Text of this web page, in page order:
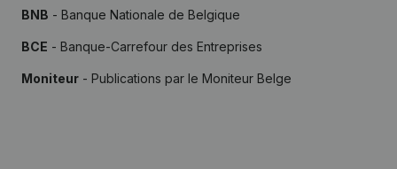
BNB - Banque Nationale de Belgique
BCE - Banque-Carrefour des Entreprises
Moniteur - Publications par le Moniteur Belge